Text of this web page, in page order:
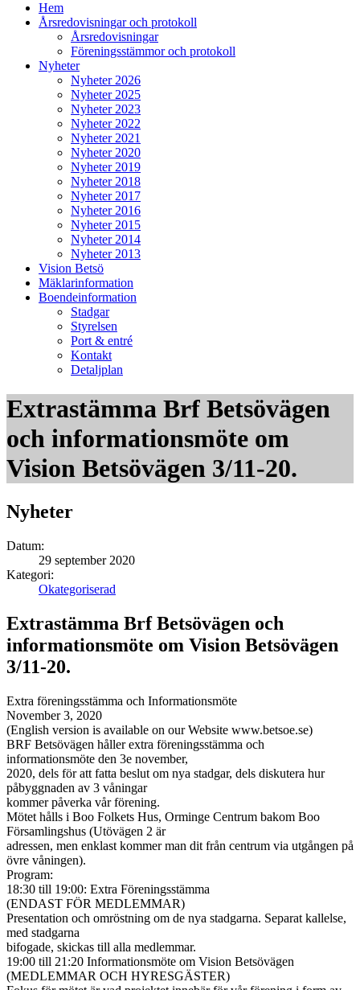
Hem
Årsredovisningar och protokoll
Årsredovisningar
Föreningsstämmor och protokoll
Nyheter
Nyheter 2026
Nyheter 2025
Nyheter 2023
Nyheter 2022
Nyheter 2021
Nyheter 2020
Nyheter 2019
Nyheter 2018
Nyheter 2017
Nyheter 2016
Nyheter 2015
Nyheter 2014
Nyheter 2013
Vision Betsö
Mäklarinformation
Boendeinformation
Stadgar
Styrelsen
Port & entré
Kontakt
Detaljplan
Extrastämma Brf Betsövägen
och informationsmöte om
Vision Betsövägen 3/11-20.
Nyheter
Datum:
29 september 2020
Kategori:
Okategoriserad
Extrastämma Brf Betsövägen och
informationsmöte om Vision Betsövägen
3/11-20.
Extra föreningsstämma och Informationsmöte
November 3, 2020
(English version is available on our Website www.betsoe.se)
BRF Betsövägen håller extra föreningsstämma och
informationsmöte den 3e november,
2020, dels för att fatta beslut om nya stadgar, dels diskutera hur
påbyggnaden av 3 våningar
kommer påverka vår förening.
Mötet hålls i Boo Folkets Hus, Orminge Centrum bakom Boo
Församlingshus (Utövägen 2 är
adressen, men enklast kommer man dit från centrum via utgången på
övre våningen).
Program:
18:30 till 19:00: Extra Föreningsstämma
(ENDAST FÖR MEDLEMMAR)
Presentation och omröstning om de nya stadgarna. Separat kallelse,
med stadgarna
bifogade, skickas till alla medlemmar.
19:00 till 21:20 Informationsmöte om Vision Betsövägen
(MEDLEMMAR OCH HYRESGÄSTER)